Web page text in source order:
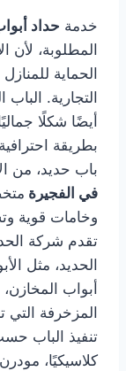
خدمة حداد
المطلوبة، لأن
الحماية
التجارية.
أيضًا شكلًا
بطريقة
باب حديد، من
في الفجيرة
وخامات قوية
تقدم شركة
الحديد، مثل
أبواب
المزخرفة التي
تنفيذ الباب
كلاسيكيًا،